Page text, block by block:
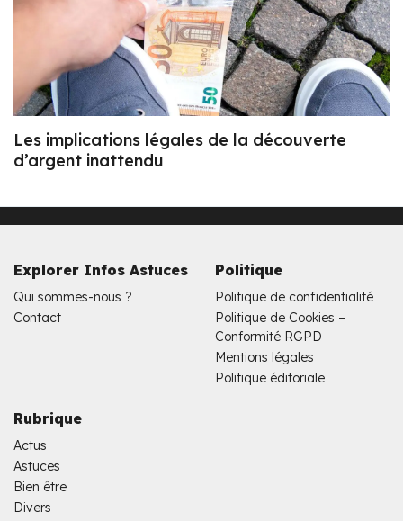
Les implications légales de la découverte
d’argent inattendu
Explorer Infos Astuces
Qui sommes-nous ?
Contact
Politique
Politique de confidentialité
Politique de Cookies –
Conformité RGPD
Mentions légales
Politique éditoriale
Rubrique
Actus
Astuces
Bien être
Divers